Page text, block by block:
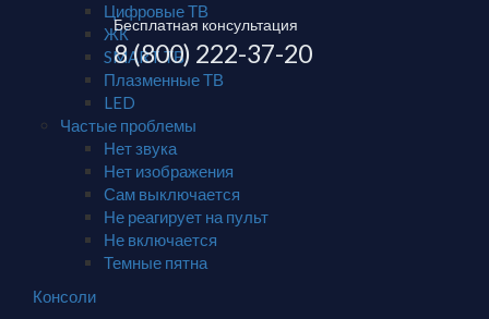
Бесплатная консультация
8 (800) 222-37-20
Цифровые ТВ
ЖК
SMART ТВ
Плазменные ТВ
LED
Частые проблемы
Нет звука
Нет изображения
Сам выключается
Не реагирует на пульт
Не включается
Темные пятна
Консоли